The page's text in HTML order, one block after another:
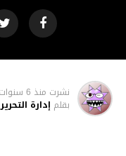
نشرت منذ 6 سنوات
بقلم إدارة التحرير